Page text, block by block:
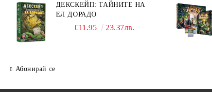
ДЕКСКЕЙП: ТАЙНИТЕ НА
ЕЛ ДОРАДО
€11.95 23.37лв.
Абонирай се